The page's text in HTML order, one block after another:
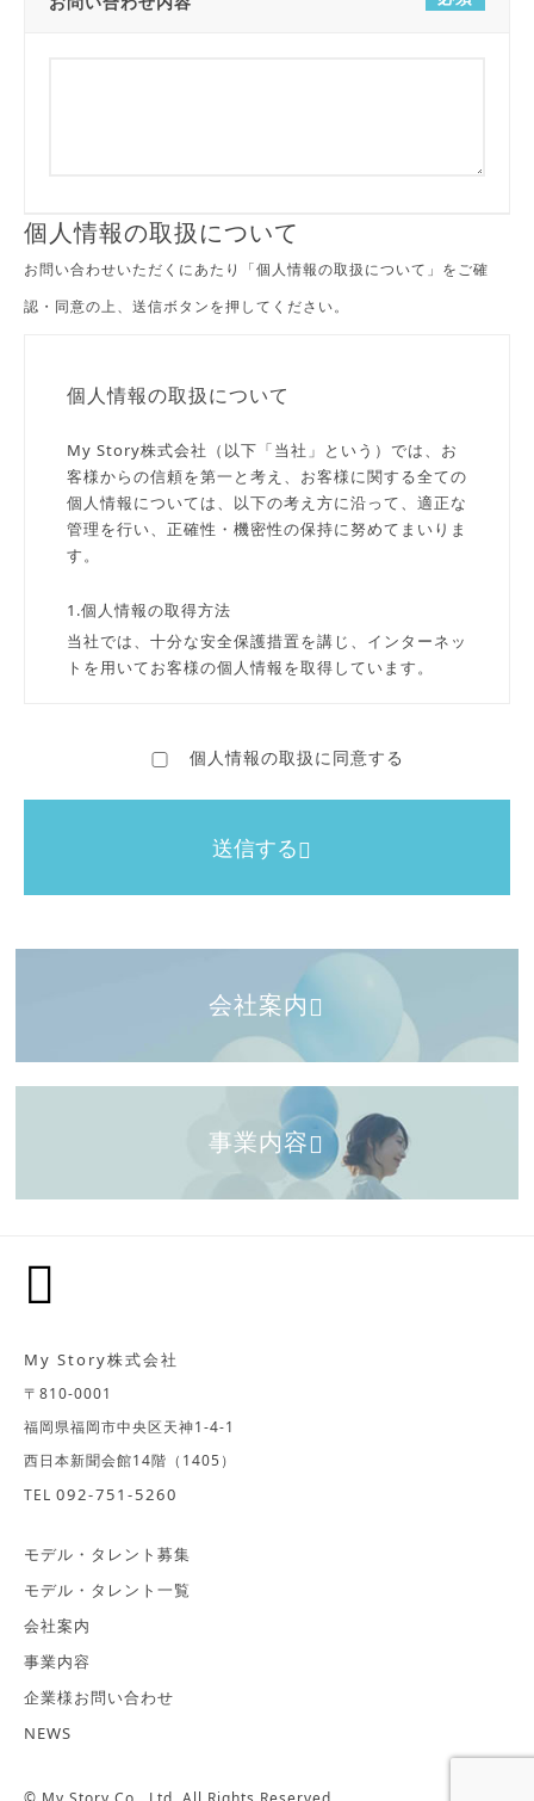
個人情報の取扱について
お問い合わせいただくにあたり「個人情報の取扱について」をご確
認・同意の上、送信ボタンを押してください。
個人情報の取扱について
My Story株式会社（以下「当社」という）では、お
客様からの信頼を第一と考え、お客様に関する全ての
個人情報については、以下の考え方に沿って、適正な
管理を行い、正確性・機密性の保持に努めてまいりま
す。
1.個人情報の取得方法
当社では、十分な安全保護措置を講じ、インターネッ
トを用いてお客様の個人情報を取得しています。
お客様からご提供いただき、当社が取得する個人情報
号、メールアドレスなどがあります。
の判断に委ねておりますが、必要な個人情報のご提供
更になった際には、お手数ですが当社へのご連絡をお
ウェブサイトから取得する個人情報につい
当サイトでは、アクセスされた方の情報をアクセスロ
グという形で記録しております。アクセスログは、ア
個人情報の取得および利用目的
実に進め、より良いサービスを提供させていただくた
しますような、ご本人様の確認、契約のための諸条件
の確認、サービスのご案内などの目的のために利用さ
当社では、次の場合を除いてお客様の個人情報を利用
したり、外部へ提供することはありません。
個人情報の取扱に同意する
送信する
会社案内
事業内容
My Story株式会社
〒810-0001
福岡県福岡市中央区天神1-4-1
西日本新聞会館14階（1405）
TEL 092-751-5260
モデル・タレント募集
モデル・タレント一覧
会社案内
事業内容
企業様お問い合わせ
NEWS